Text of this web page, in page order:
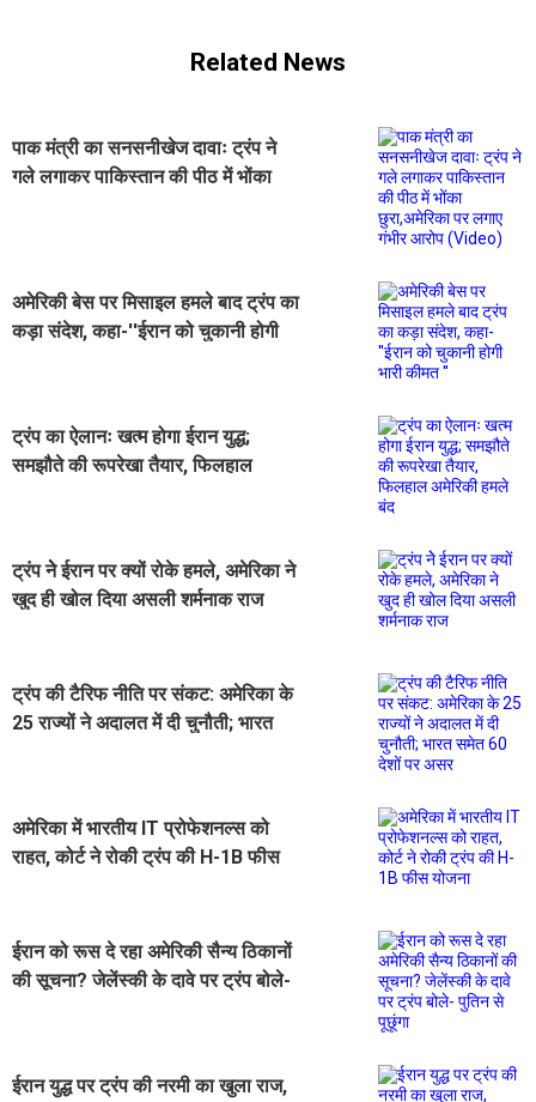
Related News
पाक मंत्री का सनसनीखेज दावाः ट्रंप ने
गले लगाकर पाकिस्तान की पीठ में भोंका
अमेरिकी बेस पर मिसाइल हमले बाद ट्रंप का
कड़ा संदेश, कहा-''ईरान को चुकानी होगी
ट्रंप का ऐलानः खत्म होगा ईरान युद्ध;
समझौते की रूपरेखा तैयार, फिलहाल
ट्रंप नेे ईरान पर क्यों रोके हमले, अमेरिका ने
खुद ही खोल दिया असली शर्मनाक राज
ट्रंप की टैरिफ नीति पर संकट: अमेरिका के
25 राज्यों ने अदालत में दी चुनौती; भारत
अमेरिका में भारतीय IT प्रोफेशनल्स को
राहत, कोर्ट ने रोकी ट्रंप की H-1B फीस
ईरान को रूस दे रहा अमेरिकी सैन्य ठिकानों
की सूचना? जेलेंस्की के दावे पर ट्रंप बोले-
ईरान युद्ध पर ट्रंप की नरमी का खुला राज,